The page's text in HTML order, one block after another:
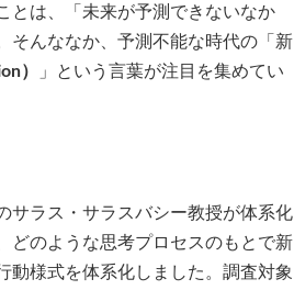
とは、「未来が予測できないなか
そんななか、予測不能な時代の「新
）
」という言葉が注目を集めてい
サラス・サラスバシー教授が体系化
どのような思考プロセスのもとで新
動様式を体系化しました。調査対象